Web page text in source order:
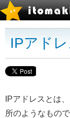
IPアド
IPアドレスとは
所のようなもの